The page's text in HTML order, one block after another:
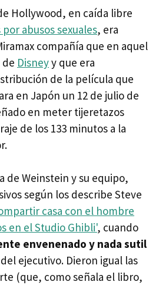
Hollywood, en caída libre
abusos sexuales, era
compañía que en aquel
Disneyy que era
de la película que
en Japón un 12 de julio de
en meter tijeretazos
de los 133 minutos a la
de Weinstein y su equipo,
según los describe Steve
casa con el hombre
en el Studio Ghibli', cuando
envenenado y nada sutil
ejecutivo. Dieron igual las
(que, como señala el libro,